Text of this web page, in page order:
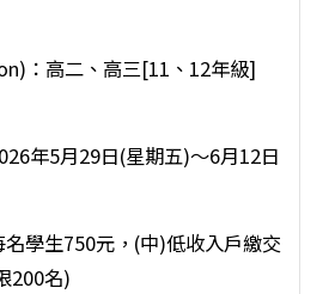
：高二、高三[11、12年級]
年5月29日(星期五)～6月12日
學生750元，(中)低收入戶繳交
200名)